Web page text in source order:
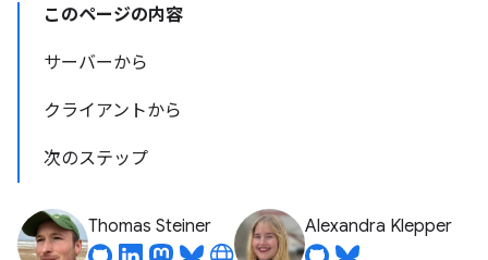
このページの内容
サーバーから
クライアントから
次のステップ
Thomas Steiner Alexandra Klepper